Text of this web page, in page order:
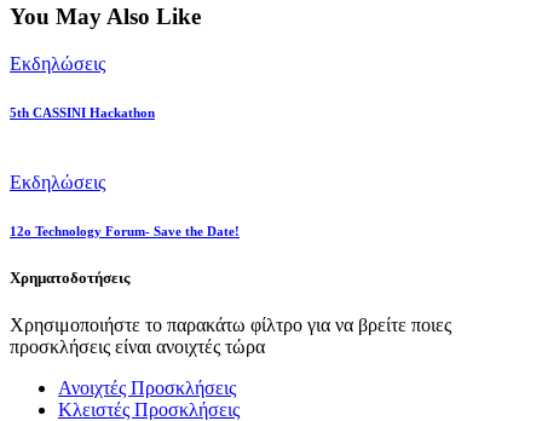
You May Also Like
Εκδηλώσεις
5th CASSINI Hackathon
Εκδηλώσεις
12o Technology Forum- Save the Date!
Χρηματοδοτήσεις
Χρησιμοποιήστε το παρακάτω φίλτρο για να βρείτε ποιες
προσκλήσεις είναι ανοιχτές τώρα
Ανοιχτές Προσκλήσεις
Κλειστές Προσκλήσεις